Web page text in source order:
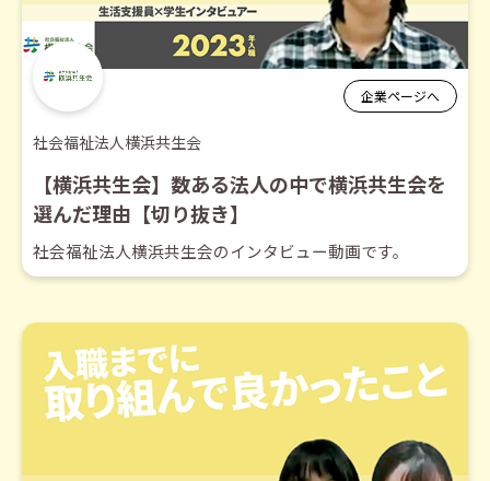
企業ページへ
社会福祉法人横浜共生会
【横浜共生会】数ある法人の中で横浜共生会を
選んだ理由【切り抜き】
社会福祉法人横浜共生会のインタビュー動画です。